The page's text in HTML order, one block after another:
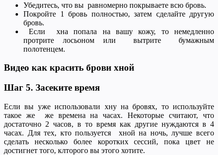
Убедитесь, что вы равномерно покрываете всю бровь.
Покройте 1 бровь полностью, затем сделайте другую
бровь.
Если хна попала на вашу кожу, то немедленно
протрите лосьоном или вытрите бумажным
полотенцем.
Видео как красить брови хной
Шаг 5. Засеките время
Если вы уже использовали хну на бровях, то используйте
такое же же времена на часах. Некоторые считают, что
достаточно 2 часов, в то время как другие нуждаются в 4
часах. Для тех, кто пользуется хной на ночь, лучше всего
сделать несколько более коротких сессий, пока цвет не
достигнет того, клторого вы этого хотите.